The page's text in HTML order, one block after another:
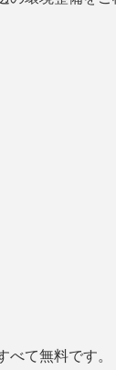
て無料です。